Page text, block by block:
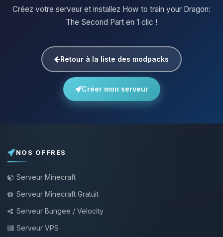
Créez votre serveur et installez How to train your Dragon:
The Second Part en 1 clic !
Retour à la liste des modpacks
Créer mon serveur
NOS OFFRES
Serveur Minecraft
Serveur Minecraft Gratuit
Serveur Bungee / Velocity
Serveur VPS